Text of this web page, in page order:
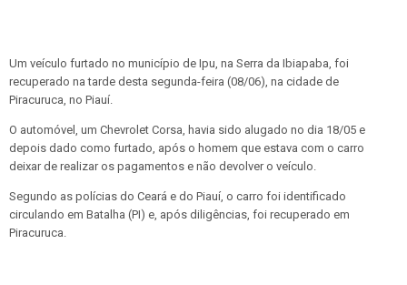
Um veículo furtado no município de Ipu, na Serra da Ibiapaba, foi
recuperado na tarde desta segunda-feira (08/06), na cidade de
Piracuruca, no Piauí.
O automóvel, um Chevrolet Corsa, havia sido alugado no dia 18/05 e
depois dado como furtado, após o homem que estava com o carro
deixar de realizar os pagamentos e não devolver o veículo.
Segundo as polícias do Ceará e do Piauí, o carro foi identificado
circulando em Batalha (PI) e, após diligências, foi recuperado em
Piracuruca.